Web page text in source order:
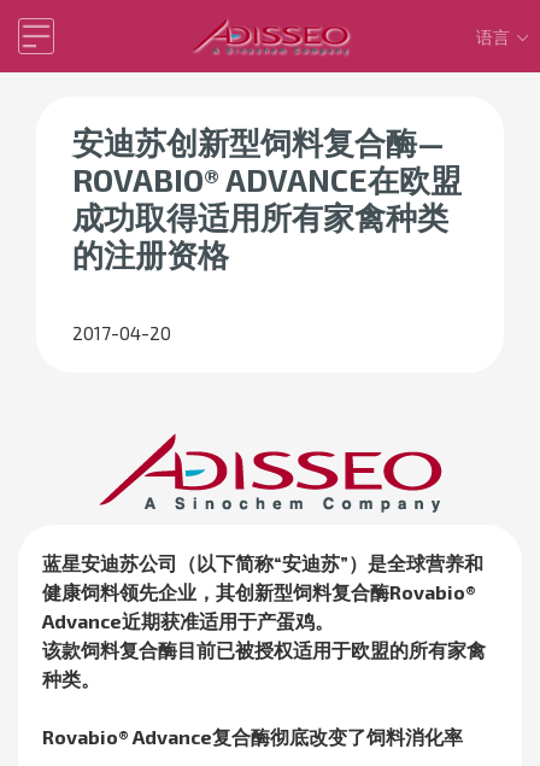
语言
安迪苏创新型饲料复合酶—
ROVABIO® ADVANCE在欧盟
成功取得适用所有家禽种类
的注册资格
2017-04-20
蓝星安迪苏公司（以下简称“安迪苏”）是全球营养和
健康饲料领先企业，其创新型饲料复合酶Rovabio®
Advance近期获准适用于产蛋鸡。
该款饲料复合酶目前已被授权适用于欧盟的所有家禽
种类。
Rovabio® Advance复合酶彻底改变了饲料消化率